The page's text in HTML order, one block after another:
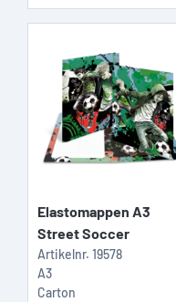
Elastomappen A3
Street Soccer
Artikelnr. 19578
A3
Carton